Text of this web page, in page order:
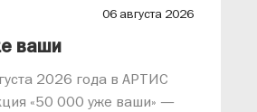
06 августа 2026
ваши
2026 года в АРТИС
«50 000 уже ваши» —